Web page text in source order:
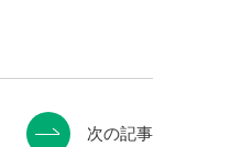
次の記事